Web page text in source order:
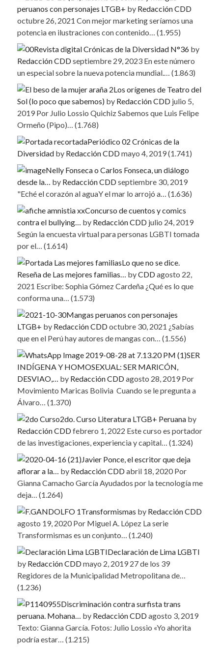
peruanos con personajes LTGB+ by Redacción CDD
octubre 26, 2021 Con mejor marketing seríamos una
potencia en ilustraciones con contenido… (1.955)
Revista digital Crónicas de la Diversidad N°36 by
Redacción CDDseptiembre 29, 2023 En este número
un especial sobre la nueva potencia mundial.… (1.863)
Los orígenes de Teatro del
Sol (lo poco que sabemos) by Redacción CDD julio 5,
2019 Por Julio Lossio Quichiz Sabemos que Luis Felipe
Ormeño (Pipo)… (1.768)
Periódico 02 Crónicas de la
Diversidad by Redacción CDDmayo 4, 2019(1.741)
Nelly Fonseca o Carlos Fonseca, un diálogo
desde la… by Redacción CDDseptiembre 30, 2019
"Eché el corazón al aguaY el mar lo arrojó a… (1.636)
Concurso de cuentos y comics
contra el bullying… by Redacción CDD julio 24, 2019
Según la encuesta virtual para personas LGBTI tomada
por el… (1.614)
Lo que no se dice.
Reseña de Las mejores familias… byCDDagosto 22,
2021 Escribe: Sophia Gómez Cardeña ¿Qué es lo que
conforma una… (1.573)
Mangas peruanos con personajes
LTGB+ by Redacción CDDoctubre 30, 2021 ¿Sabías
que en el Perú hay autores de mangas con… (1.556)
SER
INDÍGENA Y HOMOSEXUAL: SER MARICÓN,
DESVIAO,… by Redacción CDDagosto 28, 2019 Por
Movimiento Maricas Bolivia Cuando se le pregunta a
Álvaro… (1.370)
2do. Curso Literatura LTGB+ Peruana by
Redacción CDDfebrero 1, 2022 Este curso es portador
de las investigaciones, experiencia y capital… (1.324)
Javier Ponce, el escritor que deja
aflorar a la… by Redacción CDDabril 18, 2020 Por
Gianna Camacho García Ayudados por la tecnología me
deja… (1.264)
Transformismas by Redacción CDD
agosto 19, 2020 Por Miguel A. López La serie
Transformismas es un conjunto… (1.240)
Declaración de Lima LGBTI
by Redacción CDDmayo 2, 2019 27 de los 39
Regidores de la Municipalidad Metropolitana de…
(1.236)
Discriminación contra surfista trans
peruana. Mohana… by Redacción CDDagosto 3, 2019
Texto: Gianna García. Fotos: Julio Lossio «Yo ahorita
podría estar… (1.215)